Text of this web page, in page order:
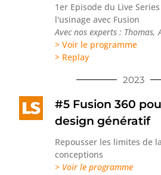
1er Episode du Live
l'usinage avec Fusion
Avec nos experts : Thomas,
> Voir le programme
> Replay
2023
#5 Fusion 360
design génératif
Repousser les limites de
conceptions
> Voir le programme